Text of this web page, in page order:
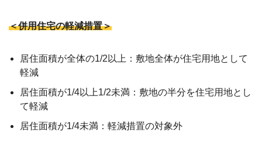
＜併用住宅の軽減措置＞
居住面積が全体の1/2以上：敷地全体が住宅用地として
軽減
居住面積が1/4以上1/2未満：敷地の半分を住宅用地とし
て軽減
居住面積が1/4未満：軽減措置の対象外